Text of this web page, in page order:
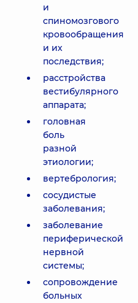
и
спиномозгового
кровообращения
и их
последствия;
расстройства
вестибулярного
аппарата;
головная
боль
разной
этиологии;
вертебрология;
сосудистые
заболевания;
заболевание
периферической
нервной
системы;
сопровождение
больных